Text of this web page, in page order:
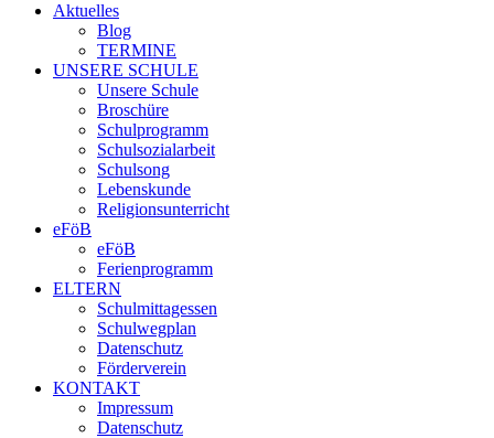
Aktuelles
Blog
TERMINE
UNSERE SCHULE
Unsere Schule
Broschüre
Schulprogramm
Schulsozialarbeit
Schulsong
Lebenskunde
Religionsunterricht
eFöB
eFöB
Ferienprogramm
ELTERN
Schulmittagessen
Schulwegplan
Datenschutz
Förderverein
KONTAKT
Impressum
Datenschutz